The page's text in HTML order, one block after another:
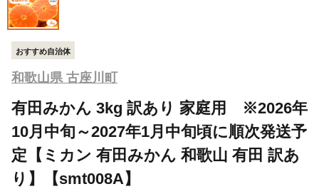
おすすめ自治体
和歌山県 古座川町
有田みかん 3kg 訳あり 家庭用 ※2026年
10月中旬～2027年1月中旬頃に順次発送予
定【ミカン 有田みかん 和歌山 有田 訳あ
り】【smt008A】